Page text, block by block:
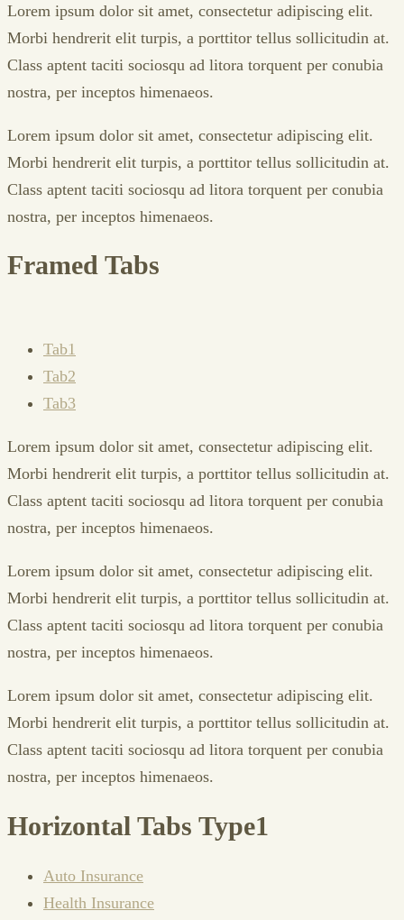
Lorem ipsum dolor sit amet, consectetur adipiscing elit.
Morbi hendrerit elit turpis, a porttitor tellus sollicitudin at.
Class aptent taciti sociosqu ad litora torquent per conubia
nostra, per inceptos himenaeos.
Lorem ipsum dolor sit amet, consectetur adipiscing elit.
Morbi hendrerit elit turpis, a porttitor tellus sollicitudin at.
Class aptent taciti sociosqu ad litora torquent per conubia
nostra, per inceptos himenaeos.
Framed Tabs
Tab1
Tab2
Tab3
Lorem ipsum dolor sit amet, consectetur adipiscing elit.
Morbi hendrerit elit turpis, a porttitor tellus sollicitudin at.
Class aptent taciti sociosqu ad litora torquent per conubia
nostra, per inceptos himenaeos.
Lorem ipsum dolor sit amet, consectetur adipiscing elit.
Morbi hendrerit elit turpis, a porttitor tellus sollicitudin at.
Class aptent taciti sociosqu ad litora torquent per conubia
nostra, per inceptos himenaeos.
Lorem ipsum dolor sit amet, consectetur adipiscing elit.
Morbi hendrerit elit turpis, a porttitor tellus sollicitudin at.
Class aptent taciti sociosqu ad litora torquent per conubia
nostra, per inceptos himenaeos.
Horizontal Tabs Type1
Auto Insurance
Health Insurance